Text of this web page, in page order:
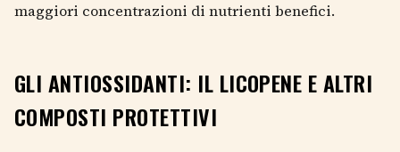
maggiori concentrazioni di nutrienti benefici.
GLI ANTIOSSIDANTI: IL LICOPENE E ALTRI
COMPOSTI PROTETTIVI